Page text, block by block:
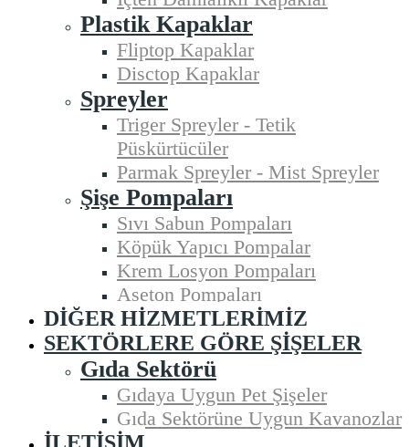
Plastik Kapaklar
Fliptop Kapaklar
Disctop Kapaklar
Spreyler
Triger Spreyler - Tetik
Püskürtücüler
Parmak Spreyler - Mist Spreyler
Şişe Pompaları
Sıvı Sabun Pompaları
Köpük Yapıcı Pompalar
Krem Losyon Pompaları
Aseton Pompaları
DIĞER HIZMETLERIMIZ
SEKTÖRLERE GÖRE ŞIŞELER
Gıda Sektörü
Gıdaya Uygun Pet Şişeler
Gıda Sektörüne Uygun Kavanozlar